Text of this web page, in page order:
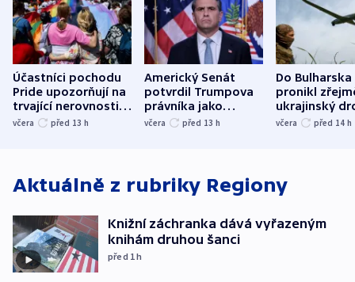
Účastníci pochodu
Pride upozorňují na
trvající nerovnosti i
společenskou
včera před 13 h
Americký Senát
potvrdil Trumpova
právníka jako
ministra
včera před 13 h
Do Bulharska
pronikl
ukrajinský
explodoval
včera před 14 h
Aktuálně z rubriky Regiony
Knižní záchranka dává vyřazeným
knihám druhou šanci
před 1h